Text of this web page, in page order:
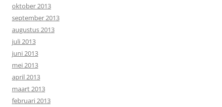
oktober 2013
september 2013
augustus 2013
juli 2013
juni 2013
mei 2013
april 2013
maart 2013
februari 2013